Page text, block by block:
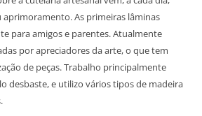
As primeiras lâminas
para amigos e parentes. Atualmente
por apreciadores da arte, o que tem
de peças. Trabalho principalmente
desbaste, e utilizo vários tipos de madeira